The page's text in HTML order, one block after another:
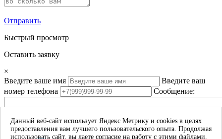
Отправить
Быстрый просмотр
Оставить заявку
×
Введите ваше имя
Введите ваш
номер телефона
Сообщение:
Даю согласие на обработку моих личных данных*
Данный веб-сайт использует Яндекс Метрику и cookies в целях
предоставления вам лучшего пользовательского опыта. Продолжая
использовать сайт, вы даете согласие на работу с этими файлами.